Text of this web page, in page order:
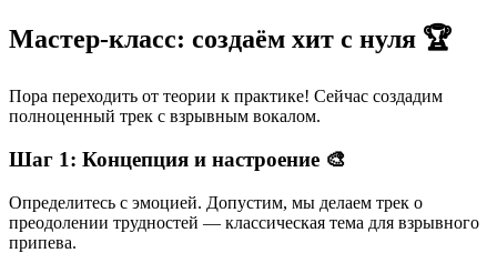
Мастер-класс: создаём хит с нуля 🏆
Пора переходить от теории к практике! Сейчас создадим
полноценный трек с взрывным вокалом.
Шаг 1: Концепция и настроение 🎨
Определитесь с эмоцией. Допустим, мы делаем трек о
преодолении трудностей — классическая тема для взрывного
припева.